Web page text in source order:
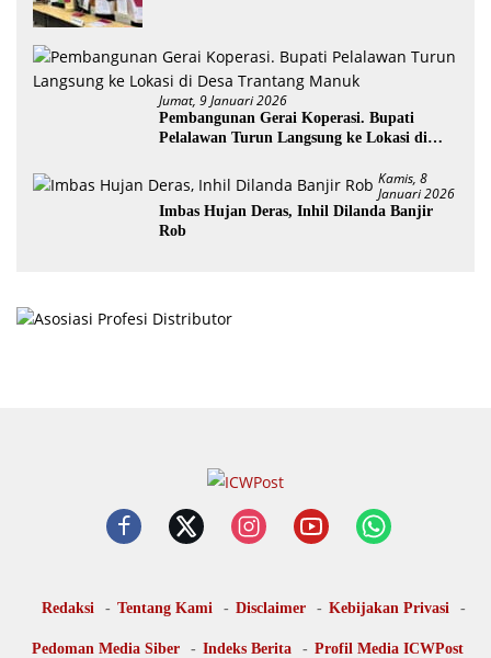
Jumat, 9 Januari 2026
Pembangunan Gerai Koperasi. Bupati
Pelalawan Turun Langsung ke Lokasi di
Kamis, 8
Januari 2026
Imbas Hujan Deras, Inhil Dilanda Banjir
Rob
Redaksi Tentang Kami Disclaimer Kebijakan Privasi
Pedoman Media Siber Indeks Berita Profil Media ICWPost